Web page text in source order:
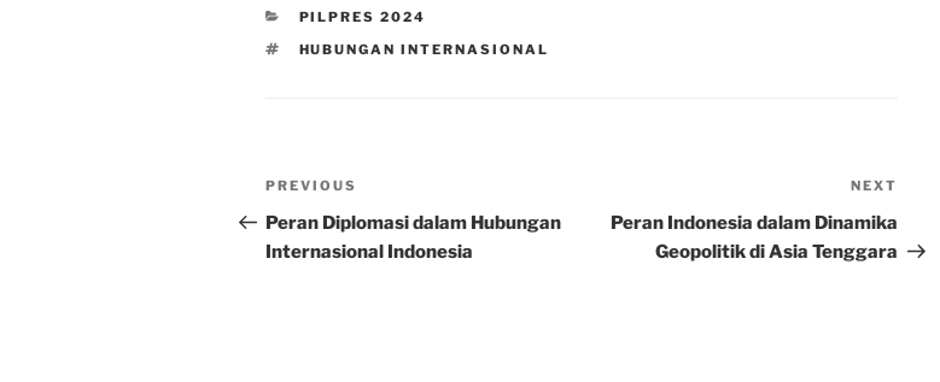
CATEGORIES
PILPRES 2024
TAGS
HUBUNGAN INTERNASIONAL
Post
navigation
Previous
Post
PREVIOUS
Peran Diplomasi dalam Hubungan
Internasional Indonesia
NEXT
Peran Indonesia dalam Dinamika
Geopolitik di Asia Tenggara